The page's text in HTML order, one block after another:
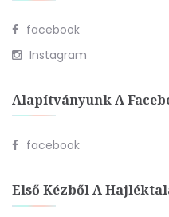
facebook
Instagram
Alapítványunk A
facebook
Első Kézből A